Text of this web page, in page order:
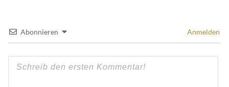
Abonnieren Anmelden